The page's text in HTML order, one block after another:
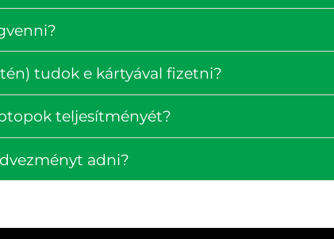
tudok e kártyával fizetni?
teljesítményét?
adni?